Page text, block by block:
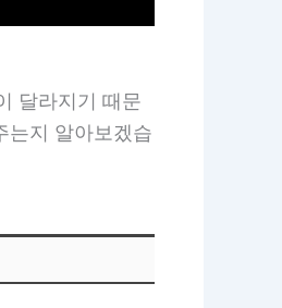
달라지기 때문
는지 알아보겠습